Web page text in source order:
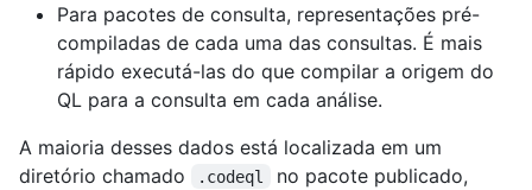
Para pacotes de consulta, representações pré-
compiladas de cada uma das consultas. É mais
rápido executá-las do que compilar a origem do
QL para a consulta em cada análise.
A maioria desses dados está localizada em um
diretório chamado
.codeql
no pacote publicado,